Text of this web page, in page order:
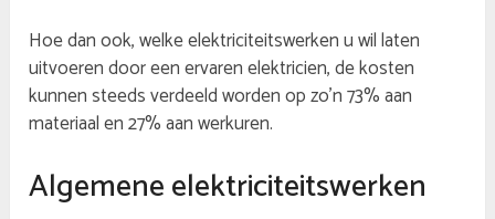
Hoe dan ook, welke elektriciteitswerken u wil laten
uitvoeren door een ervaren elektricien, de kosten
kunnen steeds verdeeld worden op zo’n 73% aan
materiaal en 27% aan werkuren.
Algemene elektriciteitswerken